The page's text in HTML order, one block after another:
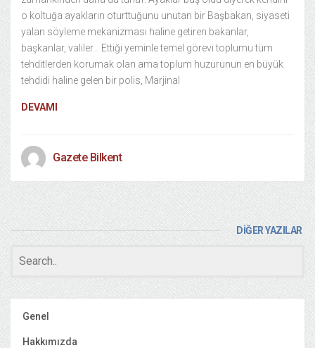
o koltuğa ayakların oturttuğunu unutan bir Başbakan, siyaseti
yalan söyleme mekanizması haline getiren bakanlar,
başkanlar, valiler… Ettiği yeminle temel görevi toplumu tüm
tehditlerden korumak olan ama toplum huzurunun en büyük
tehdidi haline gelen bir polis, Marjinal
DEVAMI
Gazete Bilkent
DİĞER YAZILAR
Genel
Hakkımızda